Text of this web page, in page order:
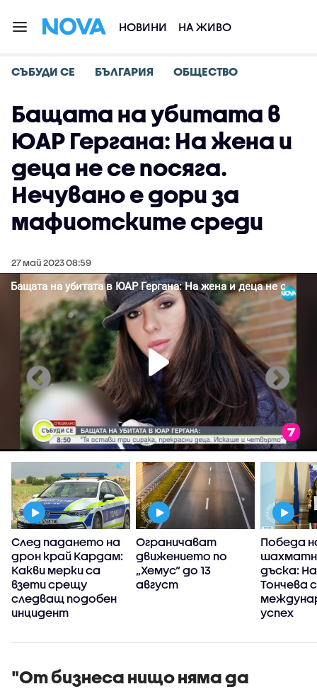
НОВИНИ НА ЖИВО
СЪБУДИ СЕ БЪЛГАРИЯ ОБЩЕСТВО
Бащата на убитата в
ЮАР Гергана: На жена и
деца не се посяга.
Нечувано е дори за
мафиотските среди
27 май 2023 08:59
След падането на
дрон край Кардам:
Какви мерки са
взети срещу
следващ подобен
инцидент
Ограничават
движението по
„Хемус“ до 13
август
Победа
дъска:
Тончева
успех
"От бизнеса нищо няма да